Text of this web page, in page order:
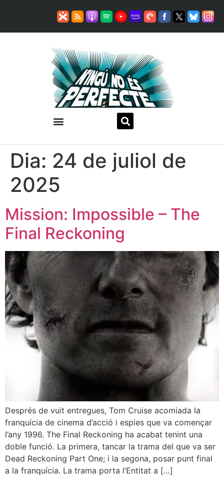
Dia: 24 de juliol de
2025
Mission: Impossible – The
Final Reckoning
Després de vuit entregues, Tom Cruise acomiada la
franquícia de cinema d’acció i espies que va començar
l’any 1996. The Final Reckoning ha acabat tenint una
doble funció. La primera, tancar la trama del que va ser
Dead Reckoning Part One; i la segona, posar punt final
a la franquícia. La trama porta l’Entitat a […]